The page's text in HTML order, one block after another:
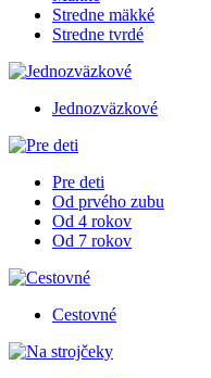
Stredne mäkké
Stredne tvrdé
Jednozväzkové
Pre deti
Od prvého zubu
Od 4 rokov
Od 7 rokov
Cestovné